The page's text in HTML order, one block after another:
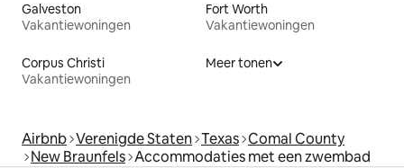
Galveston
Vakantiewoningen
Fort Worth
Vakantiewoningen
Corpus Christi
Vakantiewoningen
Meer tonen
Airbnb Verenigde Staten Texas Comal County
New Braunfels Accommodaties met een zwembad